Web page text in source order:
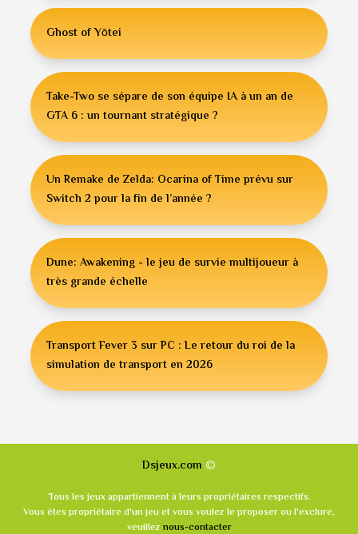
Ghost of Yōtei
Take-Two se sépare de son équipe IA à un an de
GTA 6 : un tournant stratégique ?
Un Remake de Zelda: Ocarina of Time prévu sur
Switch 2 pour la fin de l’année ?
Dune: Awakening - le jeu de survie multijoueur à
très grande échelle
Transport Fever 3 sur PC : Le retour du roi de la
simulation de transport en 2026
Dsjeux.com ©
Tous les jeux appartiennent à leurs propriétaires respectifs.
Vous êtes propriétaire d'un jeu et vous voulez le proposer ou l'exclure,
veuillez nous-contacter